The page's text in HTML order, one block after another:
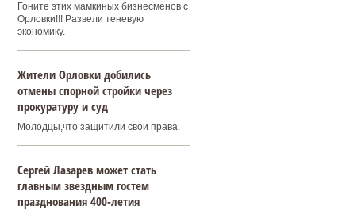
Гоните этих мамкиных бизнесменов с
Орловки!!! Развели теневую
экономику.
Жители Орловки добились
отмены спорной стройки через
прокуратуру и суд
Молодцы,что защитили свои права.
Сергей Лазарев может стать
главным звездным гостем
празднования 400‑летия